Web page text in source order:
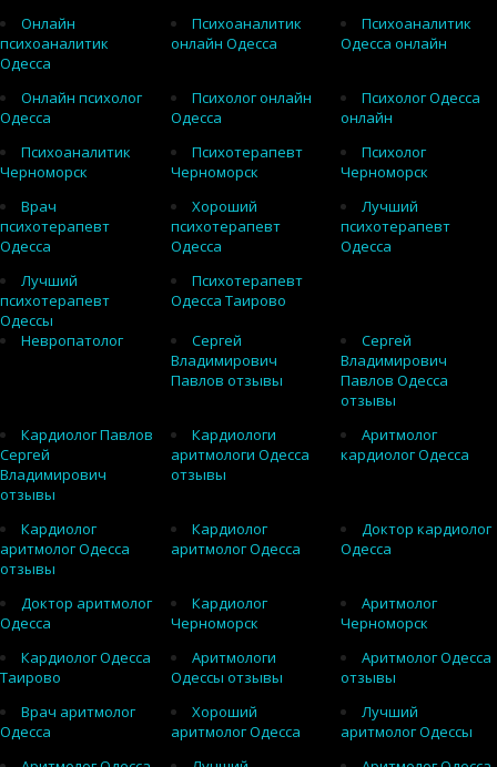
Онлайн
психоаналитик
Одесса
Психоаналитик
онлайн Одесса
Психоаналитик
Одесса онлайн
Онлайн психолог
Одесса
Психолог онлайн
Одесса
Психолог Одесса
онлайн
Психоаналитик
Черноморск
Психотерапевт
Черноморск
Психолог
Черноморск
Врач
психотерапевт
Одесса
Хороший
психотерапевт
Одесса
Лучший
психотерапевт
Одесса
Лучший
психотерапевт
Одессы
Психотерапевт
Одесса Таирово
Невропатолог
Сергей
Владимирович
Павлов отзывы
Сергей
Владимирович
Павлов Одесса
отзывы
Кардиолог Павлов
Сергей
Владимирович
отзывы
Кардиологи
аритмологи Одесса
отзывы
Аритмолог
кардиолог Одесса
Кардиолог
аритмолог Одесса
отзывы
Кардиолог
аритмолог Одесса
Доктор кардиолог
Одесса
Доктор аритмолог
Одесса
Кардиолог
Черноморск
Аритмолог
Черноморск
Кардиолог Одесса
Таирово
Аритмологи
Одессы отзывы
Аритмолог Одесса
отзывы
Врач аритмолог
Одесса
Хороший
аритмолог Одесса
Лучший
аритмолог Одессы